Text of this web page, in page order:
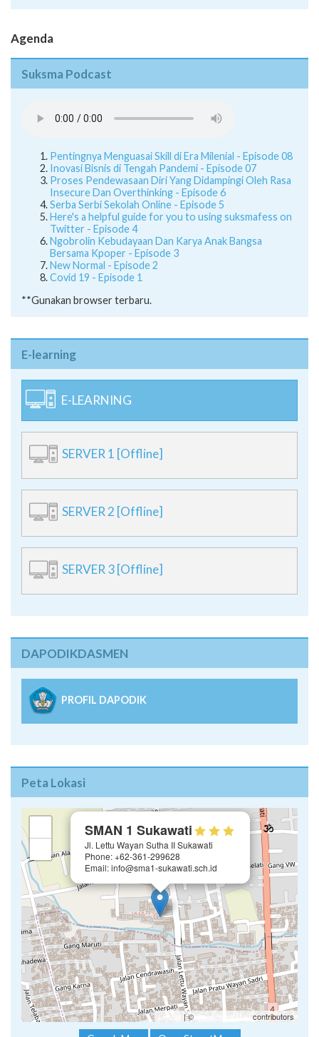
Agenda
Suksma Podcast
Pentingnya Menguasai Skill di Era Milenial - Episode 08
Inovasi Bisnis di Tengah Pandemi - Episode 07
Proses Pendewasaan Diri Yang Didampingi Oleh Rasa
Insecure Dan Overthinking - Episode 6
Serba Serbi Sekolah Online - Episode 5
Here's a helpful guide for you to using suksmafess on
Twitter - Episode 4
Ngobrolin Kebudayaan Dan Karya Anak Bangsa
Bersama Kpoper - Episode 3
New Normal - Episode 2
Covid 19 - Episode 1
**Gunakan browser terbaru.
E-learning
E-LEARNING
SERVER 1 [Offline]
SERVER 2 [Offline]
SERVER 3 [Offline]
DAPODIKDASMEN
PROFIL DAPODIK
Peta Lokasi
SMAN 1 Sukawati
Jl. Lettu Wayan Sutha II Sukawati
Phone: +62-361-299628
Email: info@sma1-sukawati.sch.id
Leaflet | ©OpenStreetMap contributors